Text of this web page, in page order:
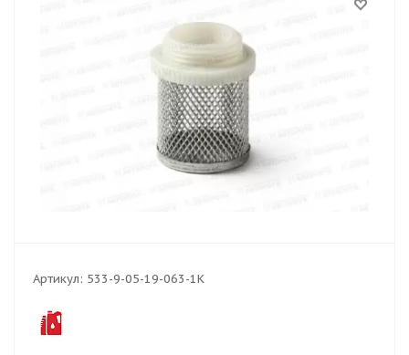
Артикул: 533-9-05-19-063-1K